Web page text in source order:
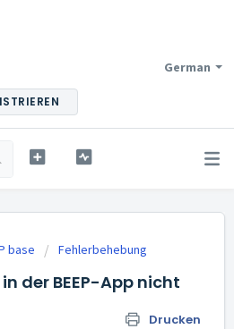
German
base Fehlerbehebung
der BEEP-App nicht
Drucken